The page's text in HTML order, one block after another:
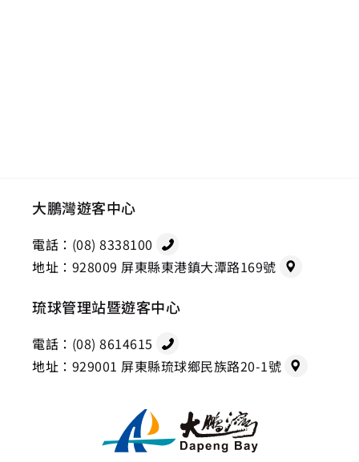
大鵬灣遊客中心
電話： (08) 8338100
地址： 928009 屏東縣東港鎮大潭路169號
琉球管理站暨遊客中心
電話： (08) 8614615
地址： 929001 屏東縣琉球鄉民族路20-1號